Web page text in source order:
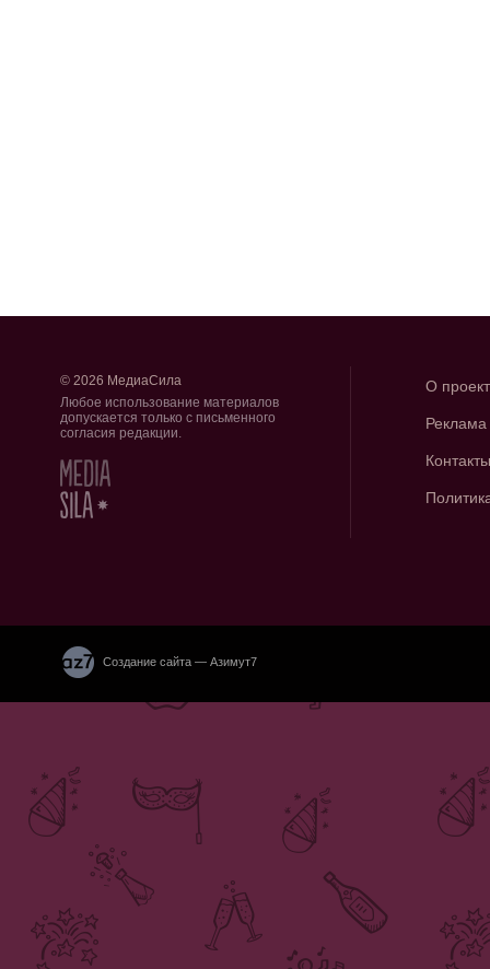
© 2026 МедиаСила
Любое использование материалов
допускается только с письменного
согласия редакции.
О
Реклама
Контакты
Создание сайта — Азимут7